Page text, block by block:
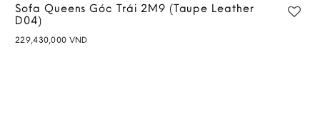
Sofa Queens Góc Trái 2M9 (Taupe Leather
D04)
229,430,000 VND